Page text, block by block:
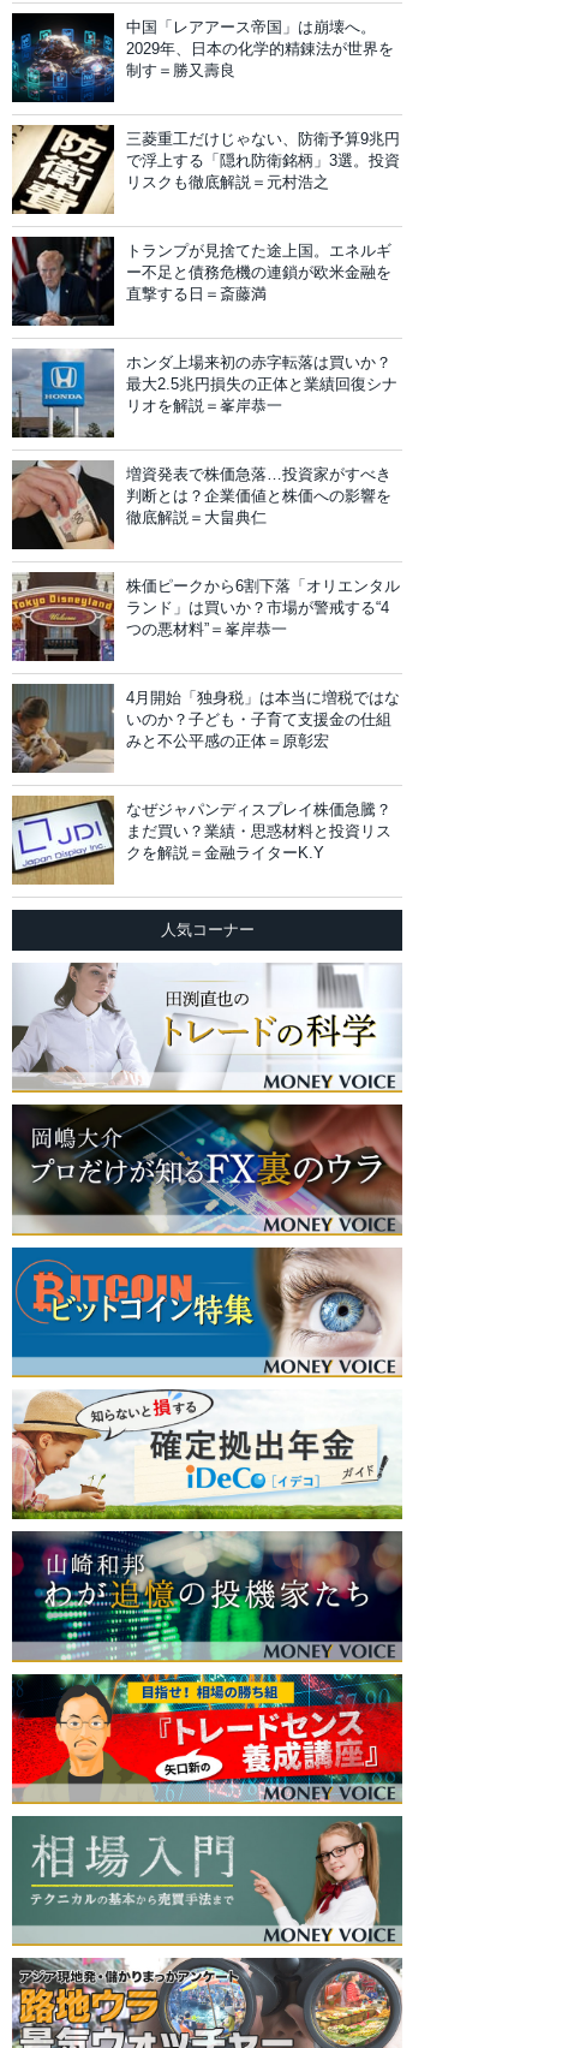
中国「レアアース帝国」は崩壊へ。
2029年、日本の化学的精錬法が世界を
制す＝勝又壽良
三菱重工だけじゃない、防衛予算9兆円
で浮上する「隠れ防衛銘柄」3選。投資
リスクも徹底解説＝元村浩之
トランプが見捨てた途上国。エネルギ
ー不足と債務危機の連鎖が欧米金融を
直撃する日＝斎藤満
ホンダ上場来初の赤字転落は買いか？
最大2.5兆円損失の正体と業績回復シナ
リオを解説＝峯岸恭一
増資発表で株価急落…投資家がすべき
判断とは？企業価値と株価への影響を
徹底解説＝大畠典仁
株価ピークから6割下落「オリエンタル
ランド」は買いか？市場が警戒する“4
つの悪材料”＝峯岸恭一
4月開始「独身税」は本当に増税ではな
いのか？子ども・子育て支援金の仕組
みと不公平感の正体＝原彰宏
なぜジャパンディスプレイ株価急騰？
まだ買い？業績・思惑材料と投資リス
クを解説＝金融ライターK.Y
人気コーナー